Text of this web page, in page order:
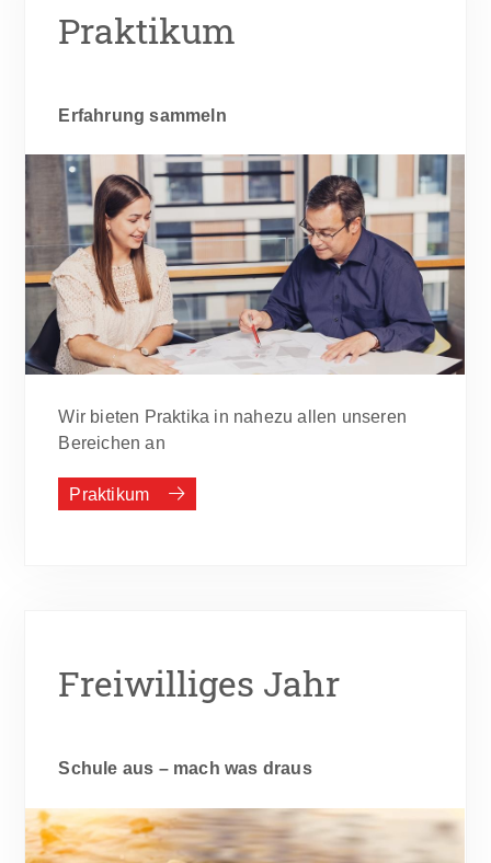
Praktikum
Erfahrung sammeln
Wir bieten Praktika in nahezu allen unseren
Bereichen an
Praktikum
Freiwilliges Jahr
Schule aus – mach was draus